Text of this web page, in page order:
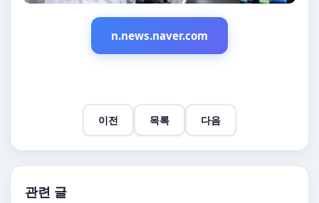
n.news.naver.com
이전 목록 다음
관련 글